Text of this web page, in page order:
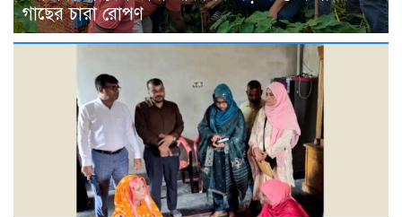
গাছের চারা রোপণ